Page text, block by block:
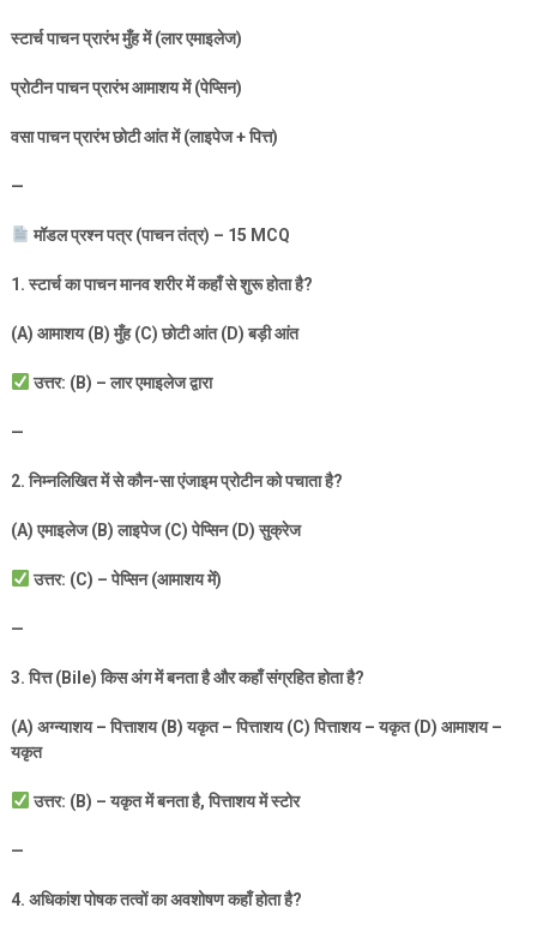
स्टार्च पाचन प्रारंभ मुँह में (लार एमाइलेज)
प्रोटीन पाचन प्रारंभ आमाशय में (पेप्सिन)
वसा पाचन प्रारंभ छोटी आंत में (लाइपेज + पित्त)
—
मॉडल प्रश्न पत्र (पाचन तंत्र) – 15 MCQ
1.स्टार्च का पाचन मानव शरीर में कहाँ से शुरू होता है?
(A) आमाशय (B)मुँह (C)छोटी आंत (D)बड़ी आंत
उत्तर: (B) –लार एमाइलेज द्वारा
—
2.निम्नलिखित में से कौन-सा एंजाइम प्रोटीन को पचाता है?
(A)एमाइलेज (B)लाइपेज (C)पेप्सिन (D)सुक्रेज
उत्तर: (C) –पेप्सिन (आमाशय में)
—
3.पित्त (Bile)किस अंग में बनता है और कहाँ संग्रहित होता है?
(A) अग्न्याशय – पित्ताशय (B)यकृत – पित्ताशय (C)पित्ताशय – यकृत (D) आमाशय –
यकृत
उत्तर: (B) –यकृत में बनता है,पित्ताशय में स्टोर
—
4. अधिकांश पोषक तत्वों का अवशोषण कहाँ होता है?